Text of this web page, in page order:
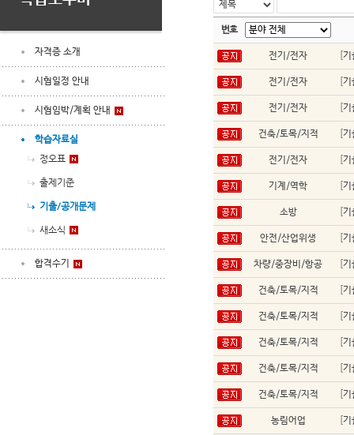
자격증 소개
시험일정 안내
시험임박/계획 안내
학습자료실
정오표
출제기준
기출/공개문제
새소식
합격수기
번호
전기/전자 기
전기/전자 기
전기/전자 기
건축/토목/지적 기
전기/전자 기
기계/역학 기
소방 기
안전/산업위생 기
차량/중장비/항공 기
건축/토목/지적 기
건축/토목/지적 기
건축/토목/지적 기
건축/토목/지적 기
건축/토목/지적 기
농림어업 기